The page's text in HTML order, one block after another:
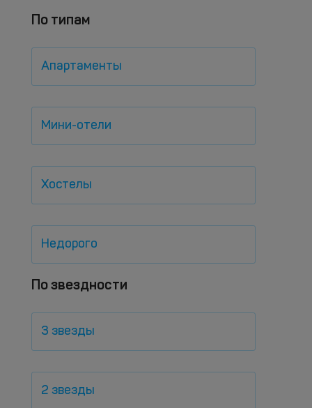
По типам
Апартаменты
Мини-отели
Хостелы
Недорого
По звездности
3 звезды
2 звезды